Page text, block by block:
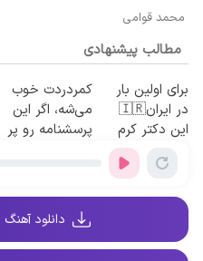
محمد قوامی
مطالب پیشنهادی
برای اولین بار
در ایران🇮🇷
این دکتر کرم
ترمیم کننده 23
روزه ساخت!
کمردردت خوب
می‌شه، اگر این
پرسشنامه رو پر
دانلود